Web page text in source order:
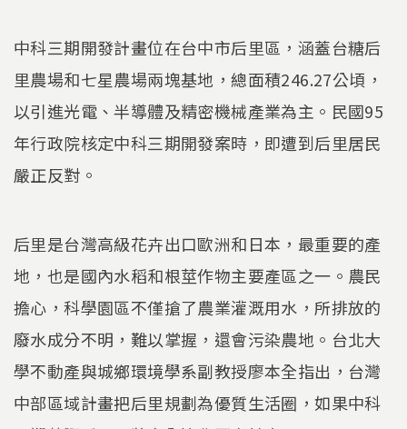
中科三期開發計畫位在台中市后里區，涵蓋台糖后
里農場和七星農場兩塊基地，總面積246.27公頃，
以引進光電、半導體及精密機械產業為主。民國95
年行政院核定中科三期開發案時，即遭到后里居民
嚴正反對。
后里是台灣高級花卉出口歐洲和日本，最重要的產
地，也是國內水稻和根莖作物主要產區之一。農民
擔心，科學園區不僅搶了農業灌溉用水，所排放的
廢水成分不明，難以掌握，還會污染農地。台北大
學不動產與城鄉環境學系副教授廖本全指出，台灣
中部區域計畫把后里規劃為優質生活圈，如果中科